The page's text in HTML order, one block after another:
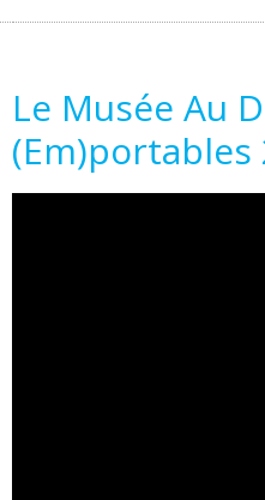
Le Musée Au
(Em)portables